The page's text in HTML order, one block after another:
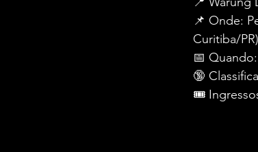
📌 Onde:
Curitiba/
📅
🔞
🎟️